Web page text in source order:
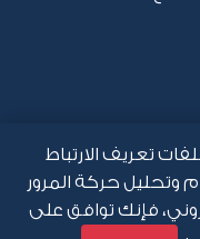
تعريف الارتباط
وتحليل حركة المرور
فإنك توافق على